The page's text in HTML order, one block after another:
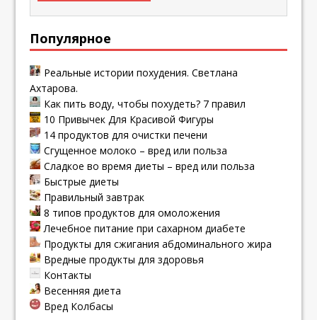
Популярное
Реальные истории похудения. Светлана
Ахтарова.
Как пить воду, чтобы похудеть? 7 правил
10 Привычек Для Красивой Фигуры
14 продуктов для очистки печени
Сгущенное молоко – вред или польза
Сладкое во время диеты – вред или польза
Быстрые диеты
Правильный завтрак
8 типов продуктов для омоложения
Лечебное питание при сахарном диабете
Продукты для сжигания абдоминального жира
Вредные продукты для здоровья
Контакты
Весенняя диета
Вред Колбасы